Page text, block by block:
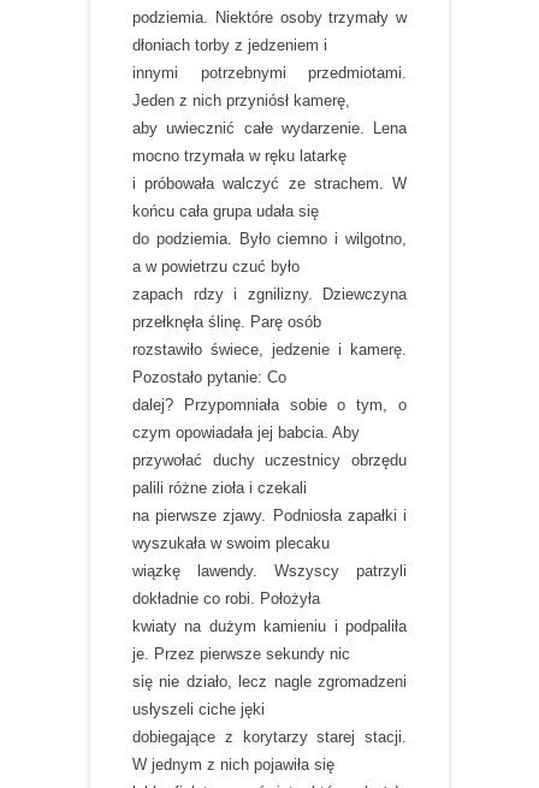
podziemia. Niektóre osoby trzymały w
dłoniach torby z jedzeniem i
innymi potrzebnymi przedmiotami.
Jeden z nich przyniósł kamerę,
aby uwiecznić całe wydarzenie. Lena
mocno trzymała w ręku latarkę
i próbowała walczyć ze strachem. W
końcu cała grupa udała się
do podziemia. Było ciemno i wilgotno,
a w powietrzu czuć było
zapach rdzy i zgnilizny. Dziewczyna
przełknęła ślinę. Parę osób
rozstawiło świece, jedzenie i kamerę.
Pozostało pytanie: Co
dalej? Przypomniała sobie o tym, o
czym opowiadała jej babcia. Aby
przywołać duchy uczestnicy obrzędu
palili różne zioła i czekali
na pierwsze zjawy. Podniosła zapałki i
wyszukała w swoim plecaku
wiązkę lawendy. Wszyscy patrzyli
dokładnie co robi. Położyła
kwiaty na dużym kamieniu i podpaliła
je. Przez pierwsze sekundy nic
się nie działo, lecz nagle zgromadzeni
usłyszeli ciche jęki
dobiegające z korytarzy starej stacji.
W jednym z nich pojawiła się